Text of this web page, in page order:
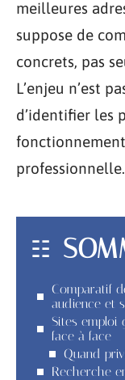
meilleures
suppose de
concrets, pas
L’enjeu n’est
d’identifier les
professionnelle.
Comparatif
audience et
Sites emploi
face à face
Quand
Recherche